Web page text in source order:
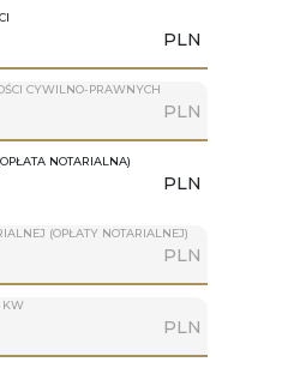
PLN
CYWILNO-PRAWNYCH
PLN
NOTARIALNA)
PLN
(OPŁATY NOTARIALNEJ)
PLN
KW
PLN